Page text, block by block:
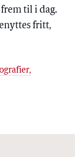
til i dag.
fritt,